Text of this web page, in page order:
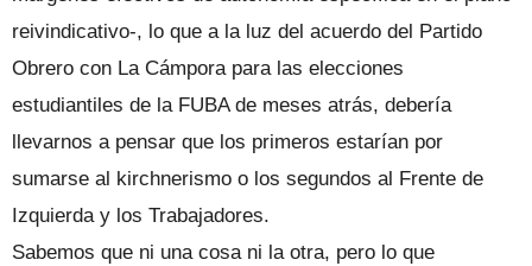
reivindicativo-, lo que a la luz del acuerdo del Partido
Obrero con La Cámpora para las elecciones
estudiantiles de la FUBA de meses atrás, debería
llevarnos a pensar que los primeros estarían por
sumarse al kirchnerismo o los segundos al Frente de
Izquierda y los Trabajadores.
Sabemos que ni una cosa ni la otra, pero lo que